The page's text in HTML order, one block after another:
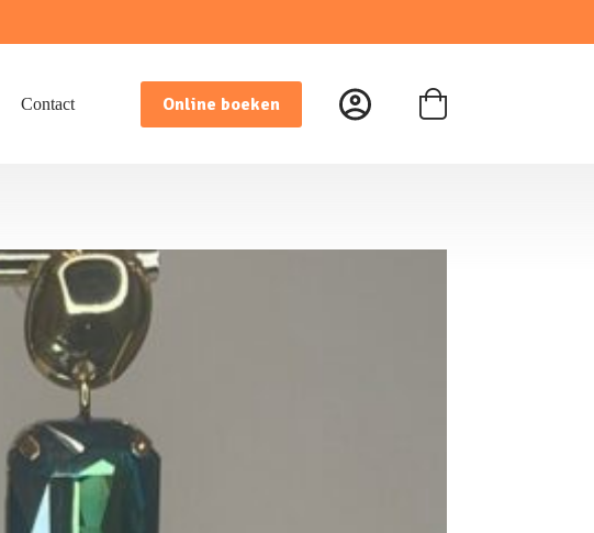
Contact Online boeken Winkelwagen